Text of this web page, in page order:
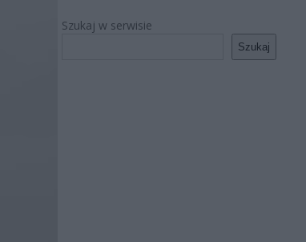
Szukaj w serwisie
Szukaj